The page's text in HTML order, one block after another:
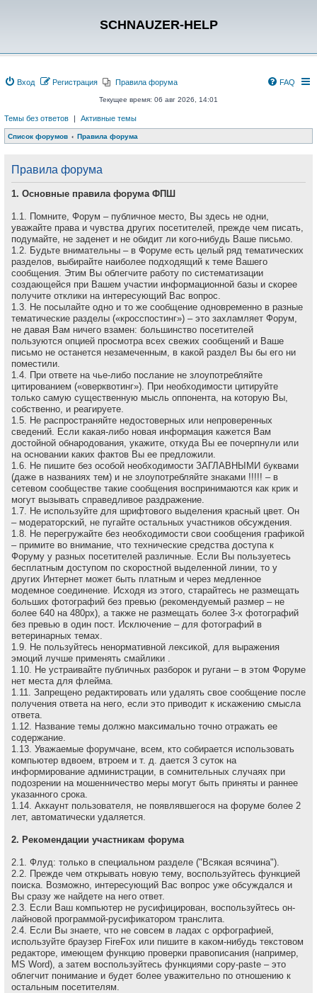
SCHNAUZER-HELP
Вход Регистрация Правила форума FAQ
Текущее время: 06 авг 2026, 14:01
Темы без ответов | Активные темы
Список форумов Правила форума
Правила форума
1. Основные правила форума ФПШ
1.1. Помните, Форум – публичное место, Вы здесь не одни,
уважайте права и чувства других посетителей, прежде чем писать,
подумайте, не заденет и не обидит ли кого-нибудь Ваше письмо.
1.2. Будьте внимательны – в Форуме есть целый ряд тематических
разделов, выбирайте наиболее подходящий к теме Вашего
сообщения. Этим Вы облегчите работу по систематизации
создающейся при Вашем участии информационной базы и скорее
получите отклики на интересующий Вас вопрос.
1.3. Не посылайте одно и то же сообщение одновременно в разные
тематические разделы («кросспостинг») – это захламляет Форум,
не давая Вам ничего взамен: большинство посетителей
пользуются опцией просмотра всех свежих сообщений и Ваше
письмо не останется незамеченным, в какой раздел Вы бы его ни
поместили.
1.4. При ответе на чье-либо послание не злоупотребляйте
цитированием («оверквотинг»). При необходимости цитируйте
только самую существенную мысль оппонента, на которую Вы,
собственно, и реагируете.
1.5. Не распространяйте недостоверных или непроверенных
сведений. Если какая-либо новая информация кажется Вам
достойной обнародования, укажите, откуда Вы ее почерпнули или
на основании каких фактов Вы ее предложили.
1.6. Не пишите без особой необходимости ЗАГЛАВНЫМИ буквами
(даже в названиях тем) и не злоупотребляйте знаками !!!!! – в
сетевом сообществе такие сообщения воспринимаются как крик и
могут вызывать справедливое раздражение.
1.7. Не используйте для шрифтового выделения красный цвет. Он
– модераторский, не пугайте остальных участников обсуждения.
1.8. Не перегружайте без необходимости свои сообщения графикой
– примите во внимание, что технические средства доступа к
Форуму у разных посетителей различные. Если Вы пользуетесь
бесплатным доступом по скоростной выделенной линии, то у
других Интернет может быть платным и через медленное
модемное соединение. Исходя из этого, старайтесь не размещать
больших фотографий без превью (рекомендуемый размер – не
более 640 на 480рх), а также не размещать более 3-х фотографий
без превью в один пост. Исключение – для фотографий в
ветеринарных темах.
1.9. Не пользуйтесь ненормативной лексикой, для выражения
эмоций лучше применять смайлики .
1.10. Не устраивайте публичных разборок и ругани – в этом Форуме
нет места для флейма.
1.11. Запрещено редактировать или удалять свое сообщение после
получения ответа на него, если это приводит к искажению смысла
ответа.
1.12. Название темы должно максимально точно отражать ее
содержание.
1.13. Уважаемые форумчане, всем, кто собирается использовать
компьютер вдвоем, втроем и т. д. дается 3 суток на
информирование администрации, в сомнительных случаях при
подозрении на мошенничество меры могут быть приняты и раннее
указанного срока.
1.14. Аккаунт пользователя, не появлявшегося на форуме более 2
лет, автоматически удаляется.
2. Рекомендации участникам форума
2.1. Флуд: только в специальном разделе ("Всякая всячина").
2.2. Прежде чем открывать новую тему, воспользуйтесь функцией
поиска. Возможно, интересующий Вас вопрос уже обсуждался и
Вы сразу же найдете на него ответ.
2.3. Если Ваш компьютер не русифицирован, воспользуйтесь он-
лайновой программой-русификатором транслита.
2.4. Если Вы знаете, что не совсем в ладах с орфографией,
используйте браузер FireFox или пишите в каком-нибудь текстовом
редакторе, имеющем функцию проверки правописания (например,
MS Word), а затем воспользуйтесь функциями copy-paste – это
облегчит понимание и будет более уважительно по отношению к
остальным посетителям.